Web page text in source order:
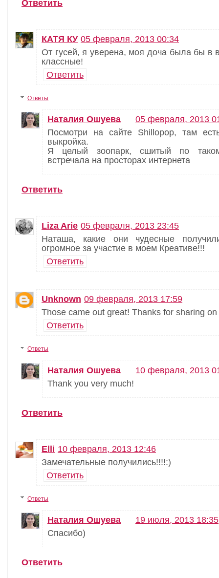
Ответить
КАТЯ КУ 05 февраля, 2013 00:34
От гусей, я уверена, моя доча была бы в
классные!
Ответить
Ответы
Наталия Ошуева
05 февраля, 2013
Посмотри на сайте Shillopop, там
выкройка.
Я целый зоопарк, сшитый по
встречала на просторах интернета
Ответить
Liza Arie 05 февраля, 2013 23:45
Наташа, какие они чудесные
огромное за участие в моем Креативе!!!
Ответить
Unknown 09 февраля, 2013 17:59
Those came out great! Thanks for sharing
Ответить
Ответы
Наталия Ошуева
10 февраля, 2013
Thank you very much!
Ответить
Elli 10 февраля, 2013 12:46
Замечательныe получились!!!!:)
Ответить
Ответы
Наталия Ошуева
19 июля, 2013 18:35
Спасибо)
Ответить